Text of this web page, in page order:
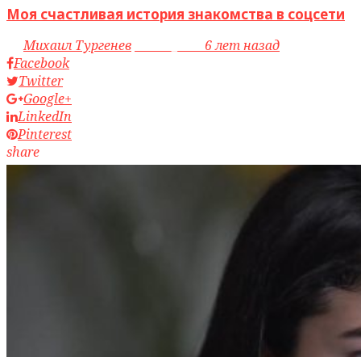
Моя счастливая история знакомства в соцсети
byМихаил Тургенев
6 лет назад
Facebook
Twitter
Google+
LinkedIn
Pinterest
share